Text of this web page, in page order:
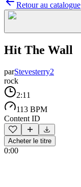
Retour au catalogue
Hit The Wall
parStevesterry2
rock
2:11
113 BPM
Content ID
Acheter le titre
0:00